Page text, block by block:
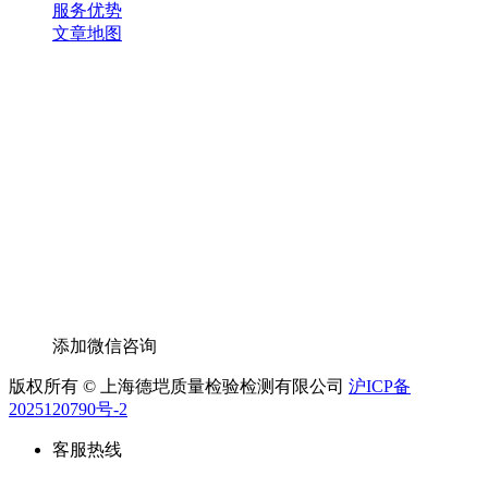
服务优势
文章地图
添加微信咨询
版权所有 © 上海德垲质量检验检测有限公司 沪ICP备
2025120790号-2
客服热线